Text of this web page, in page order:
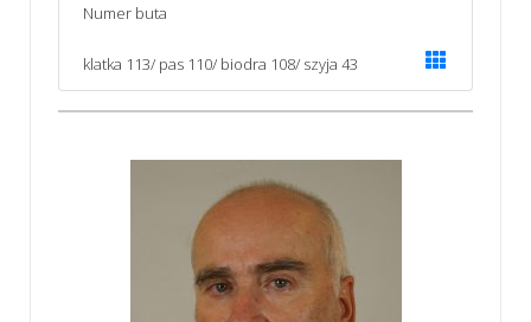
Numer buta
klatka 113/ pas 110/ biodra 108/ szyja 43